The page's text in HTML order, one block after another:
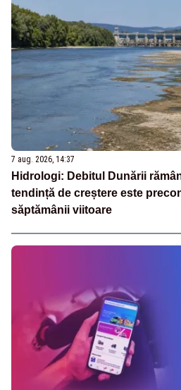
7 aug. 2026, 14:37
Hidrologi: Debitul Dunării
tendință de creștere este
săptămânii viitoare